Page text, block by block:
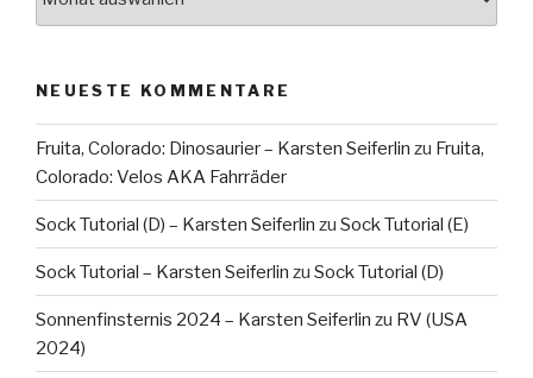
NEUESTE KOMMENTARE
Fruita, Colorado: Dinosaurier – Karsten Seiferlin zu Fruita,
Colorado: Velos AKA Fahrräder
Sock Tutorial (D) – Karsten Seiferlin zu Sock Tutorial (E)
Sock Tutorial – Karsten Seiferlin zu Sock Tutorial (D)
Sonnenfinsternis 2024 – Karsten Seiferlin zu RV (USA
2024)